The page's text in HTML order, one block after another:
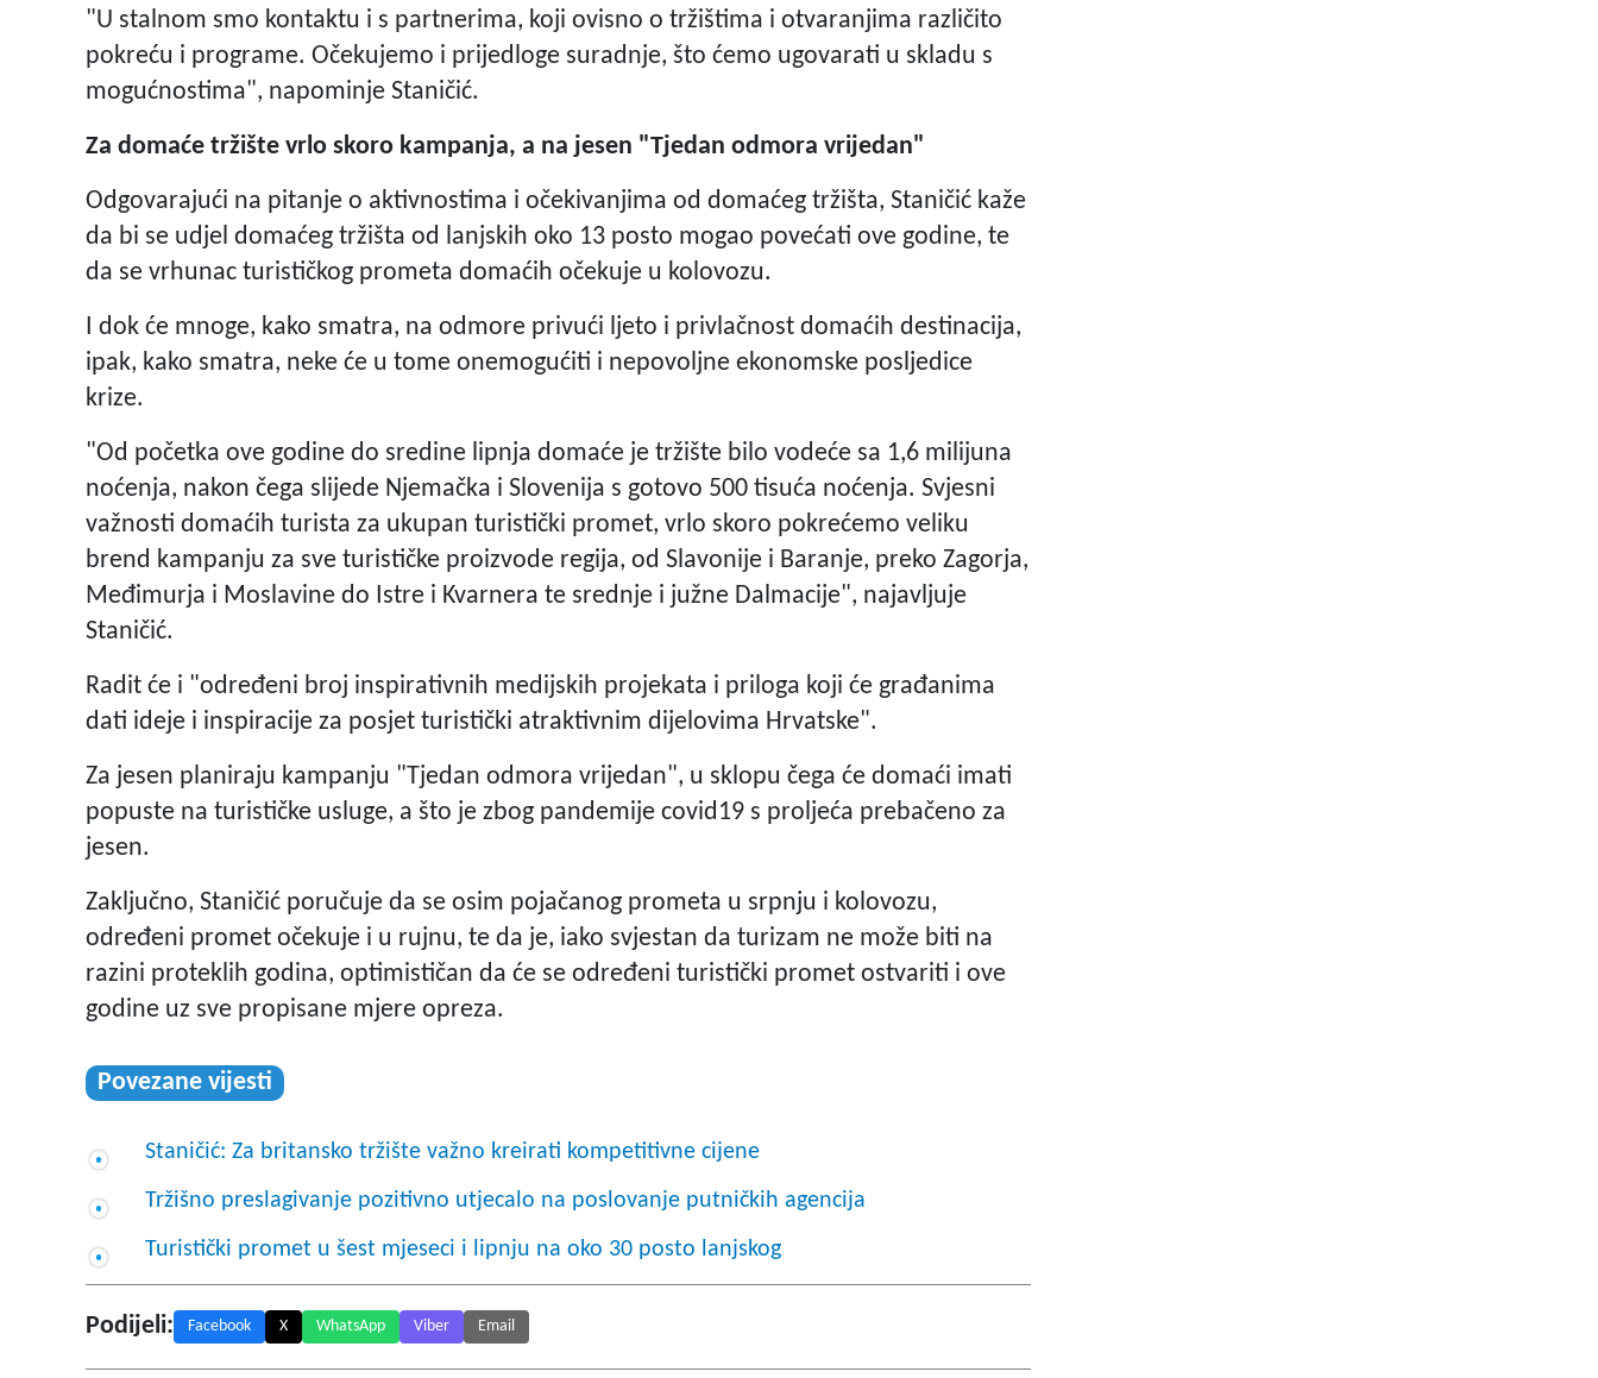
"U stalnom smo kontaktu i s partnerima, koji ovisno o tržištima i otvaranjima različito
pokreću i programe. Očekujemo i prijedloge suradnje, što ćemo ugovarati u skladu s
mogućnostima", napominje Staničić.
Za domaće tržište vrlo skoro kampanja, a na jesen "Tjedan odmora vrijedan"
Odgovarajući na pitanje o aktivnostima i očekivanjima od domaćeg tržišta, Staničić kaže
da bi se udjel domaćeg tržišta od lanjskih oko 13 posto mogao povećati ove godine, te
da se vrhunac turističkog prometa domaćih očekuje u kolovozu.
I dok će mnoge, kako smatra, na odmore privući ljeto i privlačnost domaćih destinacija,
ipak, kako smatra, neke će u tome onemogućiti i nepovoljne ekonomske posljedice
krize.
"Od početka ove godine do sredine lipnja domaće je tržište bilo vodeće sa 1,6 milijuna
noćenja, nakon čega slijede Njemačka i Slovenija s gotovo 500 tisuća noćenja. Svjesni
važnosti domaćih turista za ukupan turistički promet, vrlo skoro pokrećemo veliku
brend kampanju za sve turističke proizvode regija, od Slavonije i Baranje, preko Zagorja,
Međimurja i Moslavine do Istre i Kvarnera te srednje i južne Dalmacije", najavljuje
Staničić.
Radit će i "određeni broj inspirativnih medijskih projekata i priloga koji će građanima
dati ideje i inspiracije za posjet turistički atraktivnim dijelovima Hrvatske".
Za jesen planiraju kampanju "Tjedan odmora vrijedan", u sklopu čega će domaći imati
popuste na turističke usluge, a što je zbog pandemije covid19 s proljeća prebačeno za
jesen.
Zaključno, Staničić poručuje da se osim pojačanog prometa u srpnju i kolovozu,
određeni promet očekuje i u rujnu, te da je, iako svjestan da turizam ne može biti na
razini proteklih godina, optimističan da će se određeni turistički promet ostvariti i ove
godine uz sve propisane mjere opreza.
Povezane vijesti
Staničić: Za britansko tržište važno kreirati kompetitivne cijene
Tržišno preslagivanje pozitivno utjecalo na poslovanje putničkih agencija
Turistički promet u šest mjeseci i lipnju na oko 30 posto lanjskog
Podijeli: Facebook X WhatsApp Viber Email